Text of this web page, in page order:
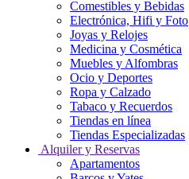
Comestibles y Bebidas
Electrónica, Hifi y Foto
Joyas y Relojes
Medicina y Cosmética
Muebles y Alfombras
Ocio y Deportes
Ropa y Calzado
Tabaco y Recuerdos
Tiendas en línea
Tiendas Especializadas
Alquiler y Reservas
Apartamentos